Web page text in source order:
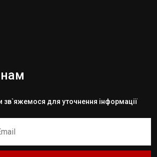
зв`яжемося для уточнення інформації